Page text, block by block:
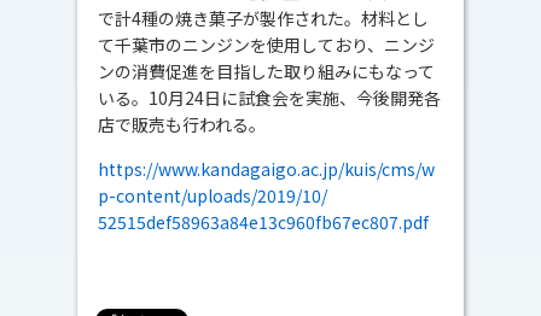
で計4種の焼き菓子が製作された。材料とし
て千葉市のニンジンを使用しており、ニンジ
ンの消費促進を目指した取り組みにもなって
いる。10月24日に試食会を実施、今後開発各
店で販売も行われる。
https://www.kandagaigo.ac.jp/kuis/cms/w
p-content/uploads/2019/10/
52515def58963a84e13c960fb67ec807.pdf